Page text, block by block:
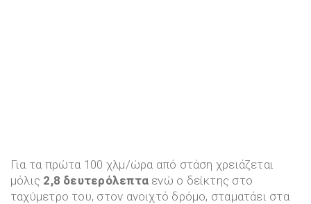
Για τα πρώτα 100 χλμ/ώρα από στάση χρειάζεται
μόλις 2,8 δευτερόλεπταενώ ο δείκτης στο
ταχύμετρο του, στον ανοιχτό δρόμο, σταματάει στα